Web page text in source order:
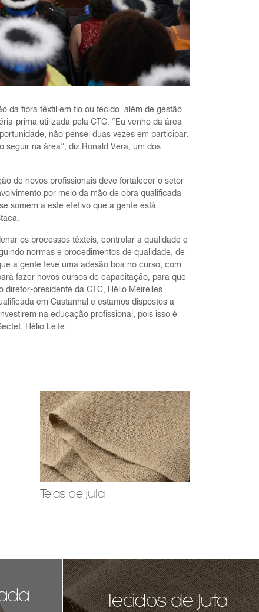
da fibra têxtil em fio ou tecido, além de gestão
prima utilizada pela CTC. “Eu venho da área
não pensei duas vezes em participar,
na área”, diz Ronald Vera, um dos
de novos profissionais deve fortalecer o setor
por meio da mão de obra qualificada
somem a este efetivo que a gente está
os processos têxteis, controlar a qualidade e
normas e procedimentos de qualidade, de
a gente teve uma adesão boa no curso, com
fazer novos cursos de capacitação, para que
presidente da CTC, Hélio Meirelles.
em Castanhal e estamos dispostos a
na educação profissional, pois isso é
Hélio Leite.
Telas de Juta
Tecidos de Juta